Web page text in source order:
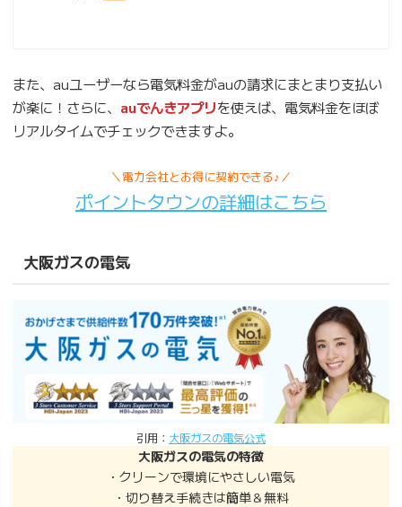
また、auユーザーなら電気料金がauの請求にまとまり支払い
が楽に！さらに、 auでんきアプリを使えば、電気料金をほぼ
リアルタイムでチェックできますよ。
＼電力会社とお得に契約できる♪／
ポイントタウンの詳細はこちら
大阪ガスの電気
引用： 大阪ガスの電気公式
大阪ガスの電気の特徴
・クリーンで環境にやさしい電気
・切り替え手続きは簡単＆無料